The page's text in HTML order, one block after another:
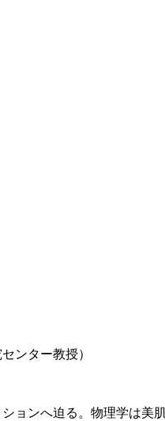
ンター教授）
ョンへ迫る。物理学は